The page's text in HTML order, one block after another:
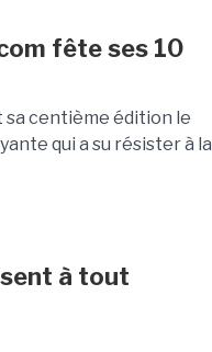
fête ses 10
sa centième édition le
qui a su résister à la
à tout